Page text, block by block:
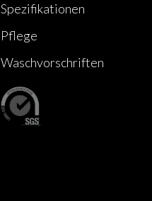
Spezifikationen
Pflege
Waschvorschriften